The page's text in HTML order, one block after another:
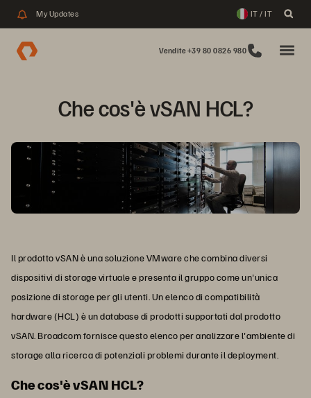
My Updates IT / IT
Vendite +39 80 0826 980
Che cos'è vSAN HCL?
Il prodotto vSAN è una soluzione VMware che combina diversi
dispositivi di storage virtuale e presenta il gruppo come un'unica
posizione di storage per gli utenti. Un elenco di compatibilità
hardware (HCL) è un database di prodotti supportati dal prodotto
vSAN. Broadcom fornisce questo elenco per analizzare l'ambiente di
storage alla ricerca di potenziali problemi durante il deployment.
Che cos'è vSAN HCL?